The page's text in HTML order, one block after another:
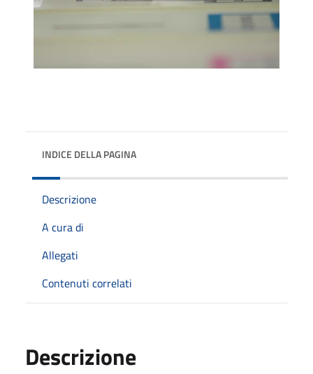
INDICE DELLA PAGINA
Descrizione
A cura di
Allegati
Contenuti correlati
Descrizione